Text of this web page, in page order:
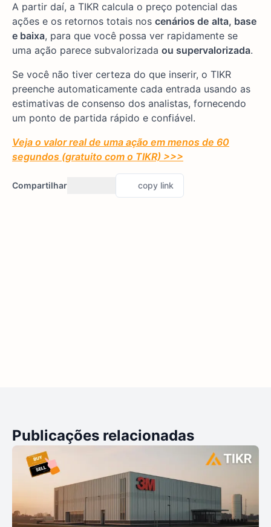
A partir daí, a TIKR calcula o preço potencial das
ações e os retornos totais nos cenários de alta, base
e baixa, para que você possa ver rapidamente se
uma ação parece subvalorizada ou supervalorizada.
Se você não tiver certeza do que inserir, o TIKR
preenche automaticamente cada entrada usando as
estimativas de consenso dos analistas, fornecendo
um ponto de partida rápido e confiável.
Veja o valor real de uma ação em menos de 60
segundos (gratuito com o TIKR) >>>
Compartilhar copy link
Publicações relacionadas